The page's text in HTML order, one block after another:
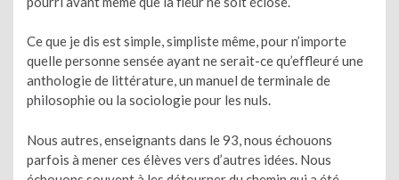
Ce que je dis est simple, simpliste même, pour n’importe
quelle personne sensée ayant ne serait-ce qu’effleuré une
anthologie de littérature, un manuel de terminale de
philosophie ou la sociologie pour les nuls.
Nous autres, enseignants dans le 93, nous échouons
parfois à mener ces élèves vers d’autres idées. Nous